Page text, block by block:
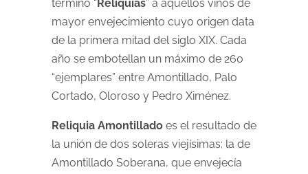
término “ Reliquias” a aquellos vinos de
mayor envejecimiento cuyo origen data
de la primera mitad del siglo XIX. Cada
año se embotellan un máximo de 260
“ejemplares” entre Amontillado, Palo
Cortado, Oloroso y Pedro Ximénez.
Reliquia Amontilladoes el resultado de
la unión de dos soleras viejísimas: la de
Amontillado Soberana, que envejecía